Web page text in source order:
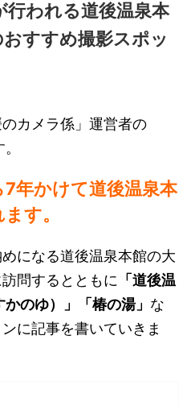
行われる道後温泉本
すすめ撮影スポッ
カメラ係」運営者の
年かけて道後温泉本
す。
になる道後温泉本館の大
問するとともに 「道後温
のゆ）」「椿の湯」 な
に記事を書いていきま